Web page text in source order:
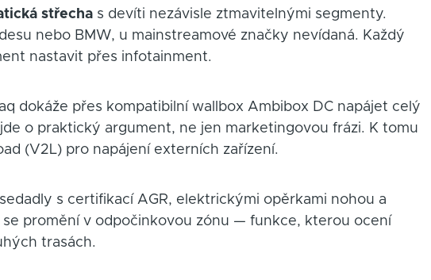
střecha s devíti nezávisle ztmavitelnými segmenty.
nebo BMW, u mainstreamové značky nevídaná. Každý
nastavit přes infotainment.
dokáže přes kompatibilní wallbox Ambibox DC napájet celý
o praktický argument, ne jen marketingovou frázi. K tomu
(V2L) pro napájení externích zařízení.
s certifikací AGR, elektrickými opěrkami nohou a
promění v odpočinkovou zónu — funkce, kterou ocení
trasách.